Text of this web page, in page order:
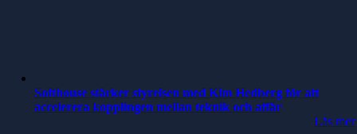
Softhouse stärker styrelsen med Kim Hedberg för att
accelerera kopplingen mellan teknik och affär
Läs mer